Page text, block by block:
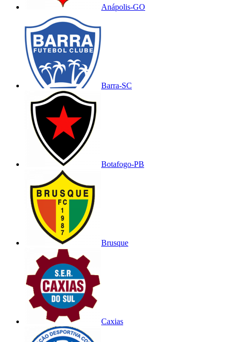
Anápolis-GO
Barra-SC
Botafogo-PB
Brusque
Caxias